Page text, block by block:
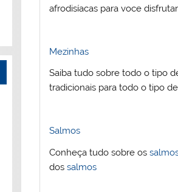
afrodisíacas para voce
Mezinhas
Saiba tudo sobre todo o tipo
tradicionais para todo o tipo
Salmos
Conheça tudo sobre os
dossalmos